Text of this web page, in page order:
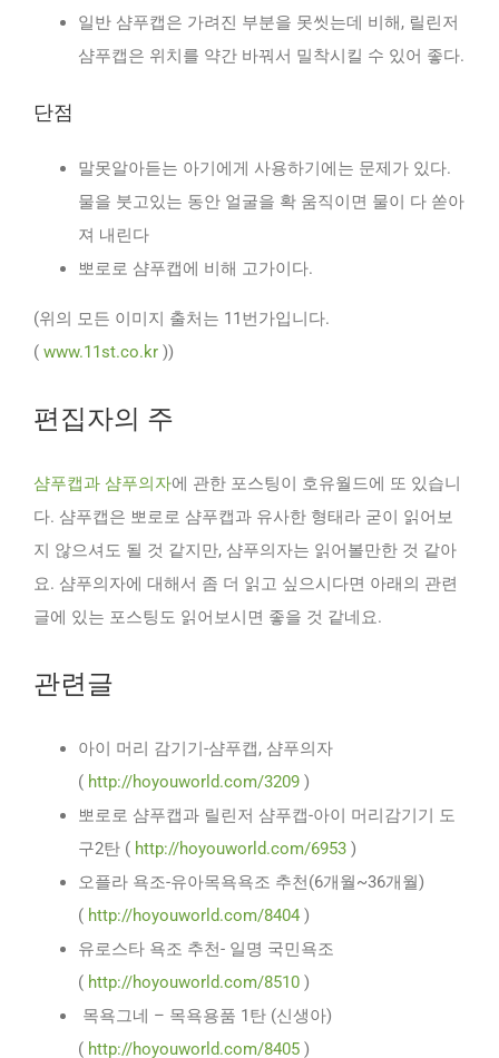
일반 샴푸캡은 가려진 부분을 못씻는데 비해, 릴린저
샴푸캡은 위치를 약간 바꿔서 밀착시킬 수 있어 좋다.
단점
말못알아듣는 아기에게 사용하기에는 문제가 있다.
물을 붓고있는 동안 얼굴을 확 움직이면 물이 다 쏟아
져 내린다
뽀로로 샴푸캡에 비해 고가이다.
(위의 모든 이미지 출처는 11번가입니다.
( www.11st.co.kr ))
편집자의 주
샴푸캡과 샴푸의자에 관한 포스팅이 호유월드에 또 있습니
다. 샴푸캡은 뽀로로 샴푸캡과 유사한 형태라 굳이 읽어보
지 않으셔도 될 것 같지만, 샴푸의자는 읽어볼만한 것 같아
요. 샴푸의자에 대해서 좀 더 읽고 싶으시다면 아래의 관련
글에 있는 포스팅도 읽어보시면 좋을 것 같네요.
관련글
아이 머리 감기기-샴푸캡, 샴푸의자
( http://hoyouworld.com/3209 )
뽀로로 샴푸캡과 릴린저 샴푸캡-아이 머리감기기 도
구2탄 ( http://hoyouworld.com/6953 )
오플라 욕조-유아목욕욕조 추천(6개월~36개월)
( http://hoyouworld.com/8404 )
유로스타 욕조 추천- 일명 국민욕조
( http://hoyouworld.com/8510 )
목욕그네 – 목욕용품 1탄 (신생아)
( http://hoyouworld.com/8405 )